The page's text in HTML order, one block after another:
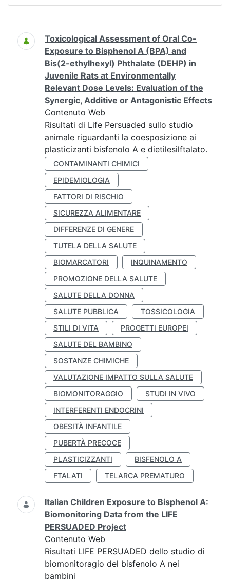
Ricerca
Toxicological Assessment of Oral Co-
Exposure to Bisphenol A (BPA) and
Bis(2-ethylhexyl) Phthalate (DEHP) in
Juvenile Rats at Environmentally
Relevant Dose Levels: Evaluation of the
Synergic, Additive or Antagonistic Effects
Contenuto Web
Risultati di Life Persuaded sullo studio
animale riguardanti la coesposizione ai
plasticizanti bisfenolo A e dietilesilftalato.
CONTAMINANTI CHIMICI
EPIDEMIOLOGIA
FATTORI DI RISCHIO
SICUREZZA ALIMENTARE
DIFFERENZE DI GENERE
TUTELA DELLA SALUTE
BIOMARCATORI
INQUINAMENTO
PROMOZIONE DELLA SALUTE
SALUTE DELLA DONNA
SALUTE PUBBLICA
TOSSICOLOGIA
STILI DI VITA
PROGETTI EUROPEI
SALUTE DEL BAMBINO
SOSTANZE CHIMICHE
VALUTAZIONE IMPATTO SULLA SALUTE
BIOMONITORAGGIO
STUDI IN VIVO
INTERFERENTI ENDOCRINI
OBESITÀ INFANTILE
PUBERTÀ PRECOCE
PLASTICIZZANTI
BISFENOLO A
FTALATI
TELARCA PREMATURO
Italian Children Exposure to Bisphenol A:
Biomonitoring Data from the LIFE
PERSUADED Project
Contenuto Web
Risultati LIFE PERSUADED dello studio di
biomonitoragio del bisfenolo A nei
bambini